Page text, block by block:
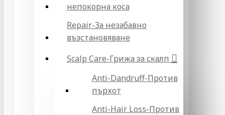
непокорна коса
Repair-За незабавно
възстановяване
Scalp Care-Грижа за скалп
Anti-Dandruff-Против
пърхот
Anti-Hair Loss-Против